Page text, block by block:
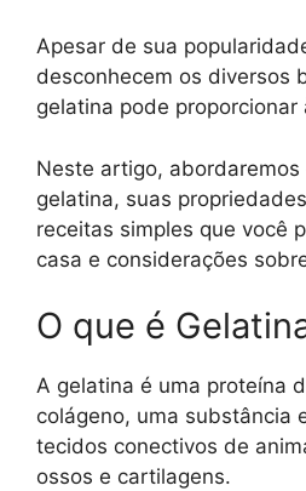
Apesar de sua
desconhecem os diversos
gelatina pode proporcionar
Neste artigo,
gelatina, suas
receitas simples que você
casa e considerações
O que é
A gelatina é uma proteína
colágeno, uma substância
tecidos conectivos de
ossos e cartilagens.